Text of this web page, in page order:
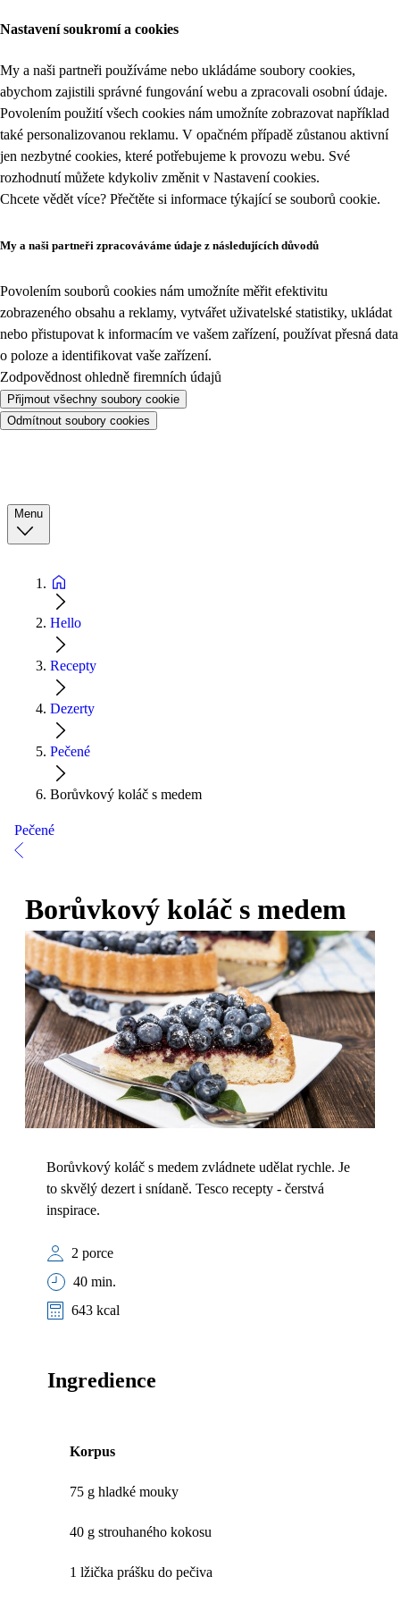
Nastavení soukromí a cookies
My a naši partneři používáme nebo ukládáme soubory cookies,
abychom zajistili správné fungování webu a zpracovali osobní údaje.
Povolením použití všech cookies nám umožníte zobrazovat například
také personalizovanou reklamu. V opačném případě zůstanou aktivní
jen nezbytné cookies, které potřebujeme k provozu webu. Své
rozhodnutí můžete kdykoliv změnit v Nastavení cookies.
Chcete vědět více? Přečtěte si informace týkající se souborů cookie.
My a naši partneři zpracováváme údaje z následujících důvodů
Povolením souborů cookies nám umožníte měřit efektivitu
zobrazeného obsahu a reklamy, vytvářet uživatelské statistiky, ukládat
nebo přistupovat k informacím ve vašem zařízení, používat přesná data
o poloze a identifikovat vaše zařízení.
Zodpovědnost ohledně firemních údajů
Přijmout všechny soubory cookie
Odmítnout soubory cookies
Menu
Hello
Recepty
Dezerty
Pečené
Borůvkový koláč s medem
Pečené
Borůvkový koláč s medem
Borůvkový koláč s medem zvládnete udělat rychle. Je
to skvělý dezert i snídaně. Tesco recepty - čerstvá
inspirace.
2 porce
40 min.
643 kcal
Ingredience
Korpus
75 g hladké mouky
40 g strouhaného kokosu
1 lžička prášku do pečiva